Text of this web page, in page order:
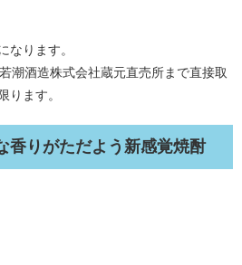
なります。
潮酒造株式会社蔵元直売所まで直接取
ります。
香りがただよう新感覚焼酎